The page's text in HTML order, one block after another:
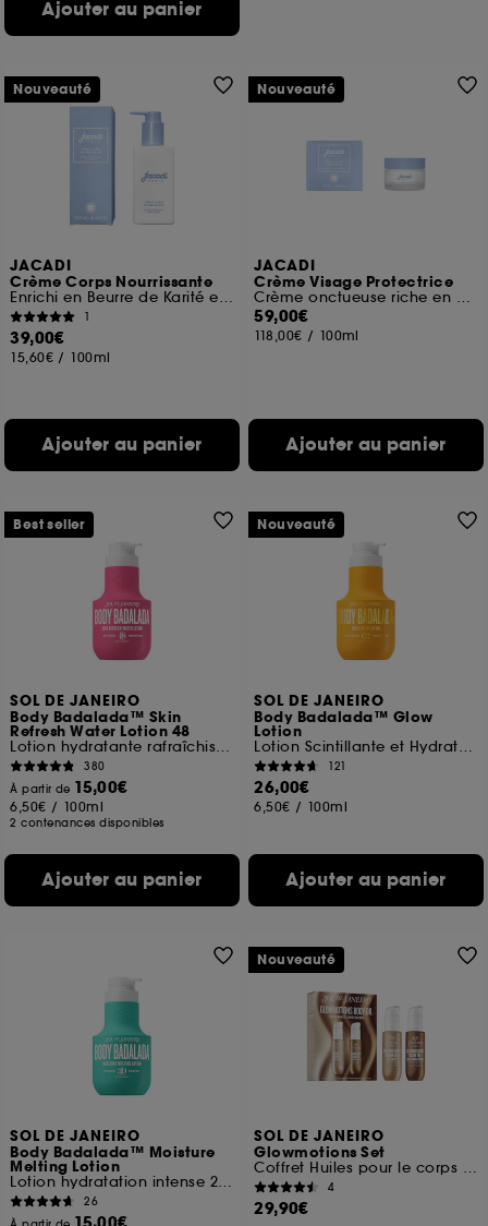
Ajouter au panier
JACADI
Crème Corps Nourrissante
Enrichi en Beurre de Karité et Aloé Vera
1
39,00€
15,60€ / 100ml
Ajouter au panier
Nouveauté
JACADI
Crème Visage Protectrice
Crème onctueuse riche en Acide Hyaluronique
59,00€
118,00€ / 100ml
Ajouter au panier
Nouveauté
SOL DE JANEIRO
Body Badalada™ Skin
Refresh Water Lotion 48
Lotion hydratante rafraîchissante
380
À partir de 15,00€
6,50€ / 100ml
2 contenances disponibles
Ajouter au panier
Best seller
SOL DE JANEIRO
Body Badalada™ Glow
Lotion
Lotion Scintillante et Hydratante 24h
121
26,00€
6,50€ / 100ml
Ajouter au panier
Nouveauté
SOL DE JANEIRO
Body Badalada™ Moisture
Melting Lotion
Lotion hydratation intense 24h
26
SOL DE JANEIRO
Glowmotions Set
Coffret Huiles pour le corps scintillantes & nourissantes
4
29,90€
Nouveauté